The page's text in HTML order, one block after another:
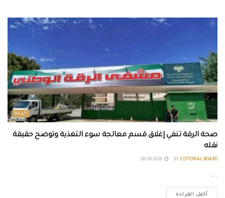
الرقة
صحة الرقة تنفي إغلاق قسم معالجة سوء التغذية وتوضح حقيقة
نقله
BY EDITORIAL BOARD
...
أكمل القراءة